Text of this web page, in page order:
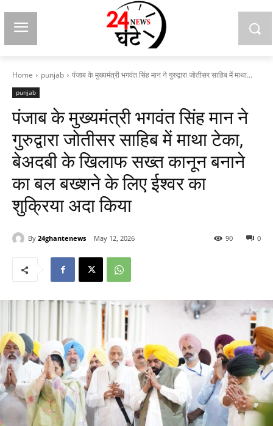
Home punjab पंजाब के मुख्यमंत्री भगवंत सिंह मान ने गुरुद्वारा जोतीसर साहिब में माथा...
punjab
पंजाब के मुख्यमंत्री भगवंत सिंह मान ने
गुरुद्वारा जोतीसर साहिब में माथा टेका,
बेअदबी के खिलाफ सख्त कानून बनाने
का बल बख्शने के लिए ईश्वर का
शुक्रिया अदा किया
By 24ghantenews May 12, 2026 0
90